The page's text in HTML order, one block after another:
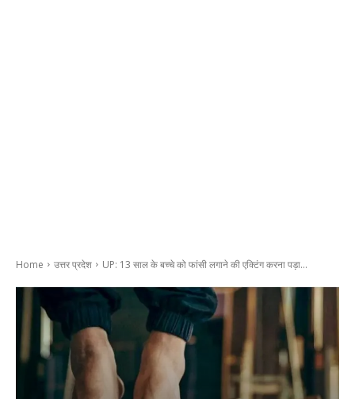
Home उत्तर प्रदेश UP: 13 साल के बच्चे को फांसी लगाने की एक्टिंग करना पड़ा...